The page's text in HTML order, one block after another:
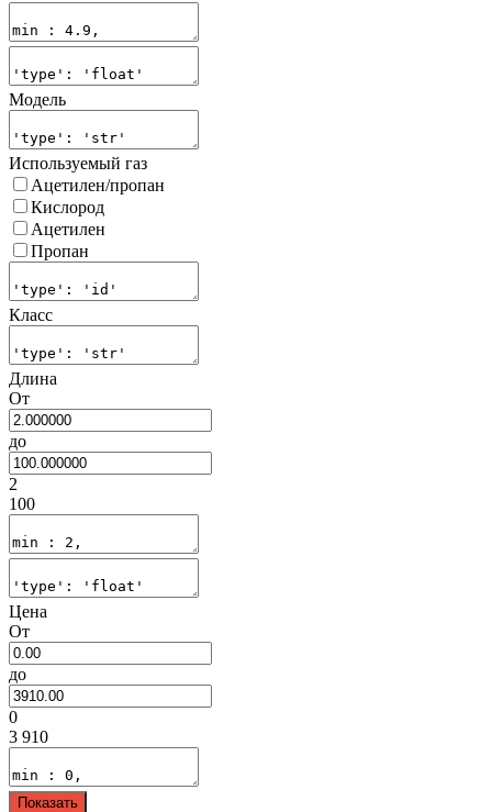
Модель
Используемый газ
Ацетилен/пропан
Кислород
Ацетилен
Пропан
Класс
Длина
От
до
2
100
Цена
От
до
0
3 910
Показать